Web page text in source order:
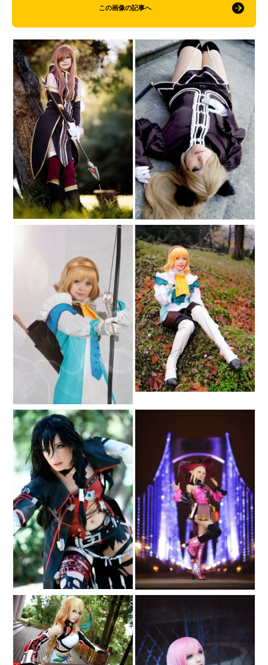
この画像の記事へ